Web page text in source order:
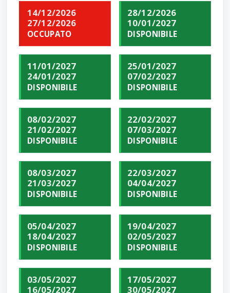
14/12/2026
27/12/2026
OCCUPATO
28/12/2026
10/01/2027
DISPONIBILE
11/01/2027
24/01/2027
DISPONIBILE
25/01/2027
07/02/2027
DISPONIBILE
08/02/2027
21/02/2027
DISPONIBILE
22/02/2027
07/03/2027
DISPONIBILE
08/03/2027
21/03/2027
DISPONIBILE
22/03/2027
04/04/2027
DISPONIBILE
05/04/2027
18/04/2027
DISPONIBILE
19/04/2027
02/05/2027
DISPONIBILE
03/05/2027
16/05/2027
17/05/2027
30/05/2027